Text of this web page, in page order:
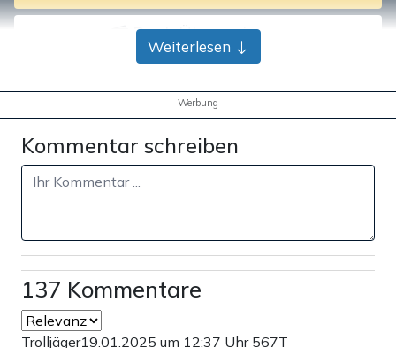
Bank-Überweisung
Weiterlesen
Werbung
Kommentar schreiben
137 Kommentare
Trolljäger19.01.2025 um 12:37 Uhr 567T